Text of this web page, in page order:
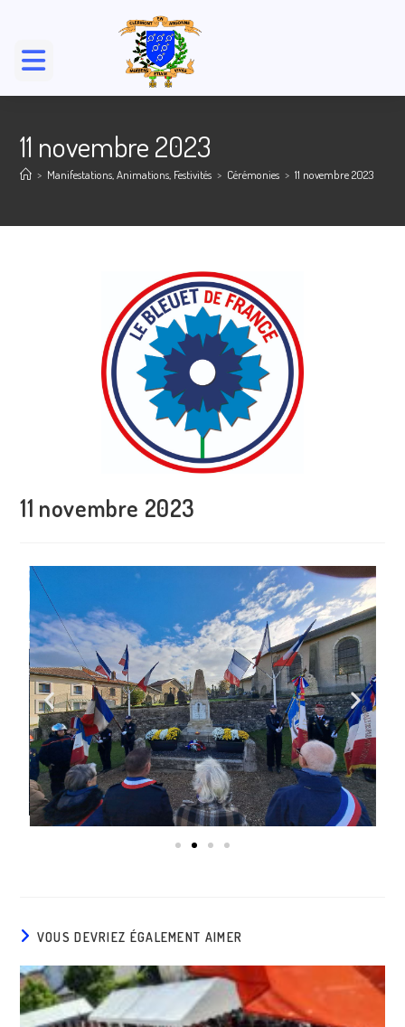
11 novembre 2023
> Manifestations, Animations, Festivités > Cérémonies > 11 novembre 2023
11 novembre 2023
VOUS DEVRIEZ ÉGALEMENT AIMER